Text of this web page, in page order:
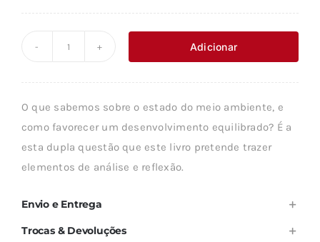
original
era:
é:
Adicionar
O que sabemos sobre o estado do meio ambiente, e
como favorecer um desenvolvimento equilibrado? É a
esta dupla questão que este livro pretende trazer
elementos de análise e reflexão.
Envio e Entrega
Trocas & Devoluções